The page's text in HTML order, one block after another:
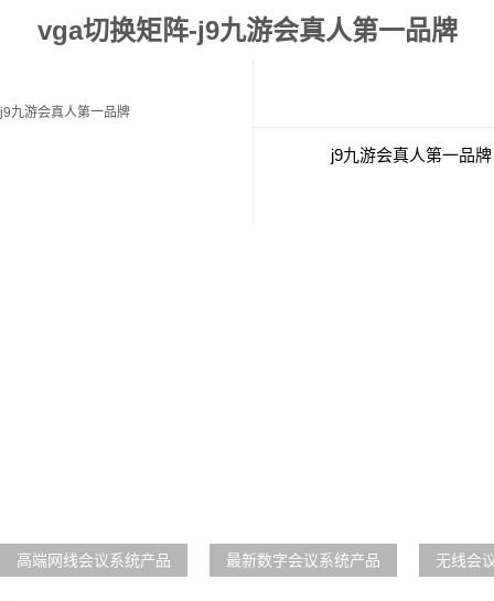
vga切换矩阵-j9九游会真人第一品牌
j9九游会真人第一品牌
j9九游会真人第一品牌
高端网线会议系统产品 最新数字会议系统产品 无线会